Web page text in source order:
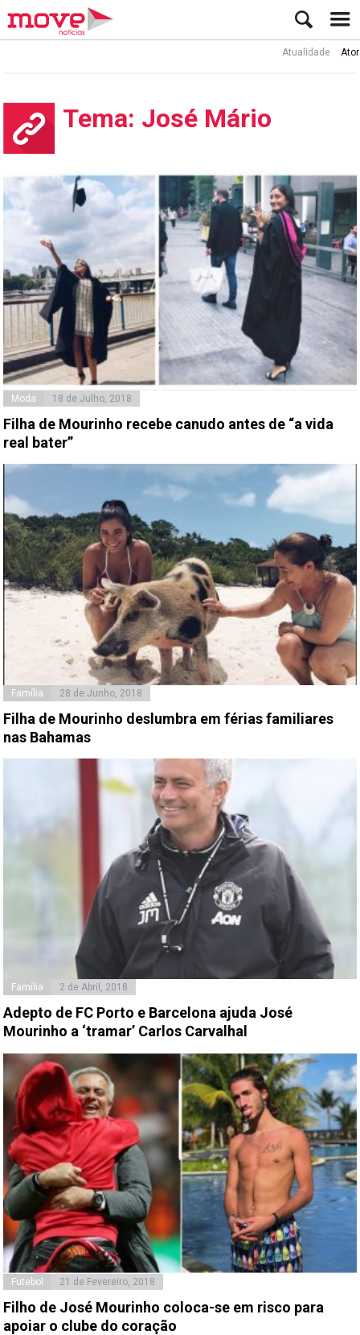
Ator Rui de Sá
Tema: José Mário
Moda 18 de Julho, 2018
Filha de Mourinho recebe canudo antes de “a vida
real bater”
Família 28 de Junho, 2018
Filha de Mourinho deslumbra em férias familiares
nas Bahamas
Família 2 de Abril, 2018
Adepto de FC Porto e Barcelona ajuda José
Mourinho a ‘tramar’ Carlos Carvalhal
Futebol 21 de Fevereiro, 2018
Filho de José Mourinho coloca-se em risco para
apoiar o clube do coração